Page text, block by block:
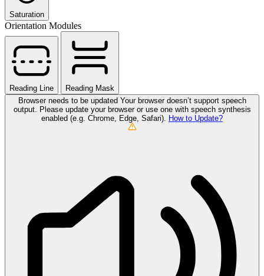
Saturation
Orientation Modules
Reading Line
Reading Mask
Browser needs to be updated Your browser doesn’t support speech
output. Please update your browser or use one with speech synthesis
enabled (e.g. Chrome, Edge, Safari). How to Update?